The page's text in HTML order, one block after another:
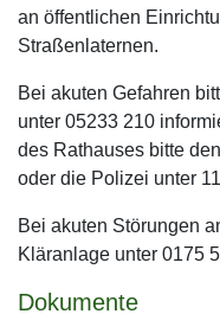
an öffentlichen
Straßenlaternen.
Bei akuten Gefahren
unter 05233 210
des Rathauses bitte
oder die Polizei unter
Bei akuten Störungen
Kläranlage unter 0175
Dokumente